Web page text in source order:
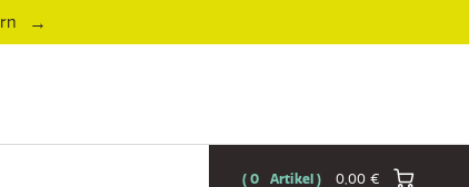
→
0,00 €
0 Artikel